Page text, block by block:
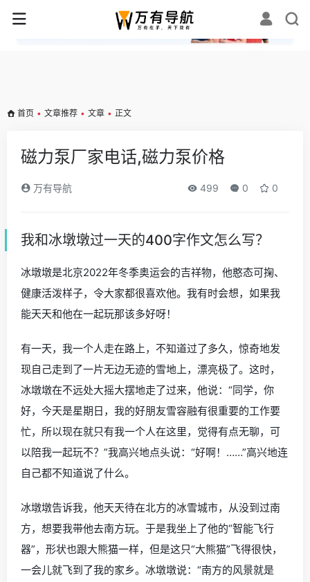
✕
首页 • 文章推荐 • 文章 • 正文
磁力泵厂家电话,磁力泵价格
万有导航 499 0 0
我和冰墩墩过一天的400字作文怎么写？
冰墩墩是北京2022年冬季奥运会的吉祥物，他憨态可掬、
健康活泼样子，令大家都很喜欢他。我有时会想，如果我
能天天和他在一起玩那该多好呀！
有一天，我一个人走在路上，不知道过了多久，惊奇地发
现自己走到了一片无边无迹的雪地上，漂亮极了。这时，
冰墩墩在不远处大摇大摆地走了过来，他说：“同学，你
好，今天是星期日，我的好朋友雪容融有很重要的工作要
忙，所以现在就只有我一个人在这里，觉得有点无聊，可
以陪我一起玩不？”我高兴地点头说：“好啊！……”高兴地连
自己都不知道说了什么。
冰墩墩告诉我，他天天待在北方的冰雪城市，从没到过南
方，想要我带他去南方玩。于是我坐上了他的“智能飞行
器”，形状也跟大熊猫一样，但是这只“大熊猫”飞得很快，
一会儿就飞到了我的家乡。冰墩墩说：“南方的风景就是